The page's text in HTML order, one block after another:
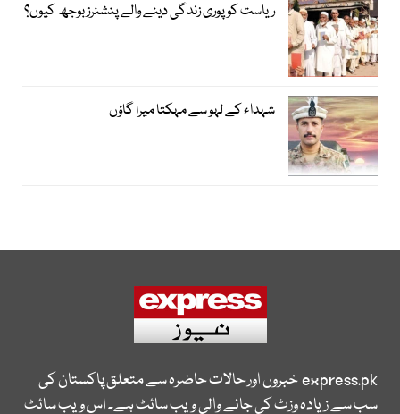
ریاست کو پوری زندگی دینے والے پنشنرز بوجھ کیوں؟
شہداء کے لہو سے مہکتا میرا گاؤں
express.pkخبروں اور حالات حاضرہ سے متعلق پاکستان کی
سب سے زیادہ وزٹ کی جانے والی ویب سائٹ ہے۔ اس ویب سائٹ